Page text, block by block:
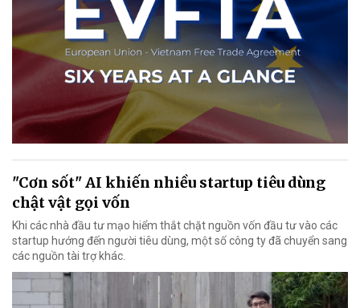
"Cơn sốt" AI khiến nhiều startup tiêu dùng
chật vật gọi vốn
Khi các nhà đầu tư mạo hiểm thắt chặt nguồn vốn đầu tư vào các
startup hướng đến người tiêu dùng, một số công ty đã chuyển sang
các nguồn tài trợ khác.